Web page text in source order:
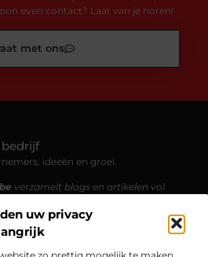
uw privacy
even contact? Laat van je horen!
met ons
ideeën en groei.
verzamelt blogs en artikelen vol
ondernemingen – ontdek
ondernemen en werk